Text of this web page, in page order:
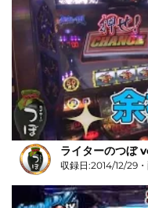
ライターのつぼ
収録日:2014/12/29